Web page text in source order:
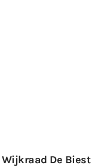
De Biest